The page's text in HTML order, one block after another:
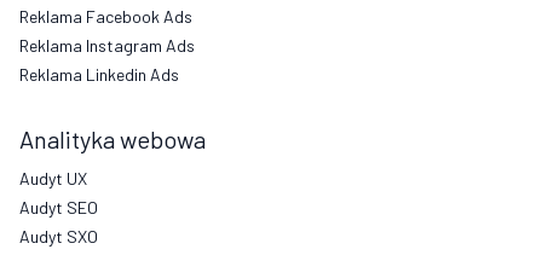
Reklama Facebook Ads
Reklama Instagram Ads
Reklama Linkedin Ads
Analityka webowa
Audyt UX
Audyt SEO
Audyt SXO